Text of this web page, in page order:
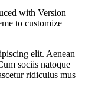
with Version
to customize
elit. Aenean
sociis natoque
ridiculus mus –